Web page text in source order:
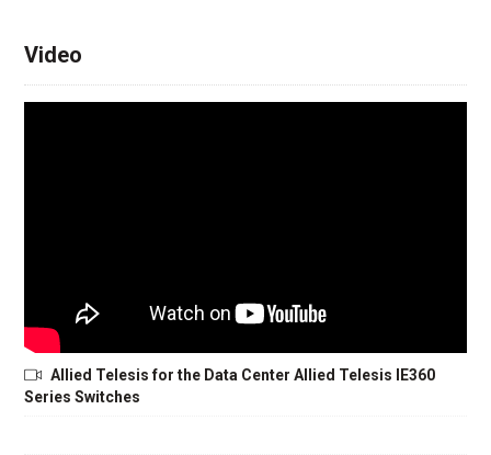
Video
Allied Telesis for the Data Center Allied Telesis IE360
Series Switches